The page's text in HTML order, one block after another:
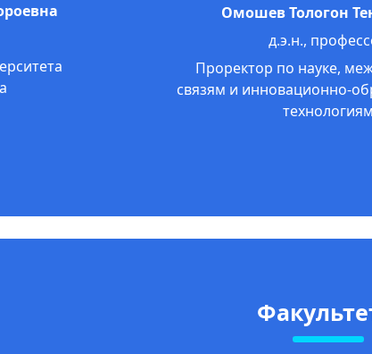
Жолдошбаев Анвар
к.ф.н.,
Проректор по
гос. языку и связям с